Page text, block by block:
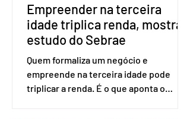
Empreender na terceira
idade triplica renda, mostra
estudo do Sebrae
Quem formaliza um negócio e
empreende na terceira idade pode
triplicar a renda. É o que aponta o